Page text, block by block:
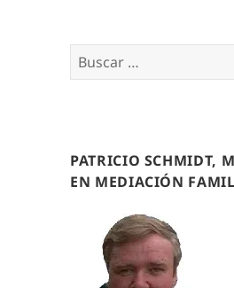
Buscar
por:
PATRICIO SCHMIDT,
EN MEDIACIÓN